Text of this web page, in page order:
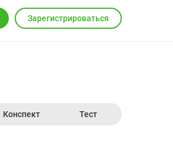
Зарегистрироваться
Конспект Тест